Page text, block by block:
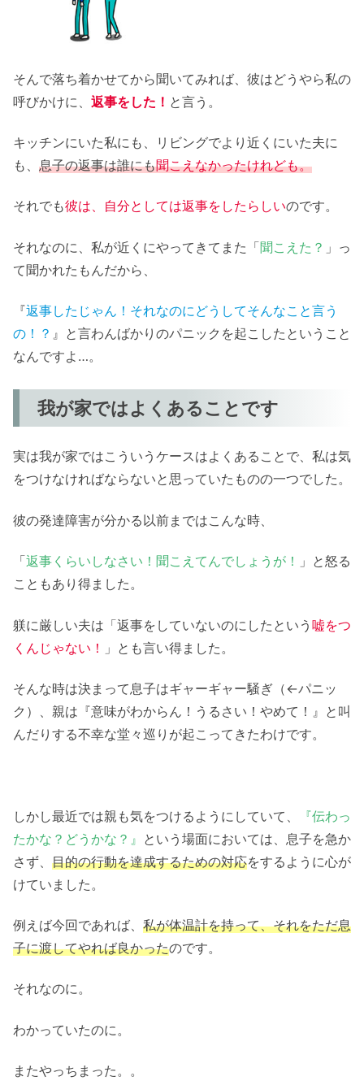
そんで落ち着かせてから聞いてみれば、彼はどうやら私の
呼びかけに、 返事をした！ と言う。
キッチンにいた私にも、リビングでより近くにいた夫に
も、 息子の返事は誰にも聞こえなかったけれども。
それでも彼は、自分としては返事をしたらしいのです。
それなのに、私が近くにやってきてまた「聞こえた？ 」っ
て聞かれたもんだから、
『返事したじゃん！それなのにどうしてそんなこと言う
の！？ 』と言わんばかりのパニックを起こしたということ
なんですよ…。
我が家ではよくあることです
実は我が家ではこういうケースはよくあることで、私は気
をつけなければならないと思っていたものの一つでした。
彼の発達障害が分かる以前まではこんな時、
「返事くらいしなさい！聞こえてんでしょうが！
」と怒る
こともあり得ました。
躾に厳しい夫は「返事をしていないのにしたという 嘘をつ
くんじゃない！
」とも言い得ました。
そんな時は決まって息子はギャーギャー騒ぎ（←パニッ
ク）、親は『意味がわからん！うるさい！やめて！』と叫
んだりする不幸な堂々巡りが起こってきたわけです。
しかし最近では親も気をつけるようにしていて、
『伝わっ
たかな？どうかな？』 という場面においては、息子を急か
さず、 目的の行動を達成するための対応をするように心が
けていました。
例えば今回であれば、 私が体温計を持って、それをただ息
子に渡してやれば良かったのです。
それなのに。
わかっていたのに。
またやっちまった。。